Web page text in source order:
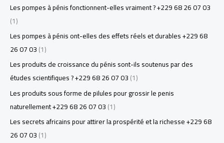
Les pompes à pénis fonctionnent-elles vraiment ? +229 68 26 07 03
(1)
Les pompes à pénis ont-elles des effets réels et durables +229 68
26 07 03(1)
Les produits de croissance du pénis sont-ils soutenus par des
études scientifiques ? +229 68 26 07 03(1)
Les produits sous forme de pilules pour grossir le penis
naturellement +229 68 26 07 03(1)
Les secrets africains pour attirer la prospérité et la richesse +229 68
26 07 03(1)